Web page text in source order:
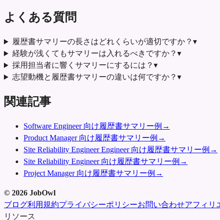
よくある質問
履歴書サマリーの長さはどれくらいが適切ですか？ ▾
経験が浅くてもサマリーは入れるべきですか？ ▾
採用担当者に響くサマリーにするには？ ▾
志望動機と履歴書サマリーの違いは何ですか？ ▾
関連記事
Software Engineer 向け履歴書サマリー例 →
Product Manager 向け履歴書サマリー例 →
Site Reliability Engineer Engineer 向け履歴書サマリー例 →
Site Reliability Engineer 向け履歴書サマリー例 →
Project Manager 向け履歴書サマリー例 →
© 2026 JobOwl
ブログ利用規約プライバシーポリシーお問い合わせアフィリ
リソース